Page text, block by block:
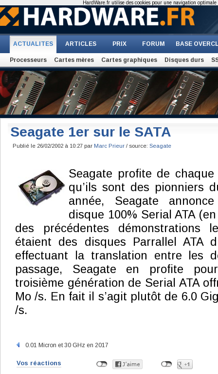
ACTUALITES ARTICLES PRIX FORUM BASE
Processeurs Cartes mères Cartes graphiques Disques durs
Seagate 1er sur le SATA
Publié le 26/02/2002 à 10:27 par Marc Prieur / source: Seagate
Seagate profite de
qu’ils sont des pionniers
année, Seagate
disque 100% Serial ATA
des précédentes démonstrations
étaient des disques Parrallel ATA
effectuant la translation entre les
passage, Seagate en profite
troisième génération de Serial ATA
Mo /s. En fait il s’agit plutôt de 6.0
/s.
0.01 Micron et 30 GHz en 2017
Vos réactions
HardWare.fr utilise des cookies pour une navigation